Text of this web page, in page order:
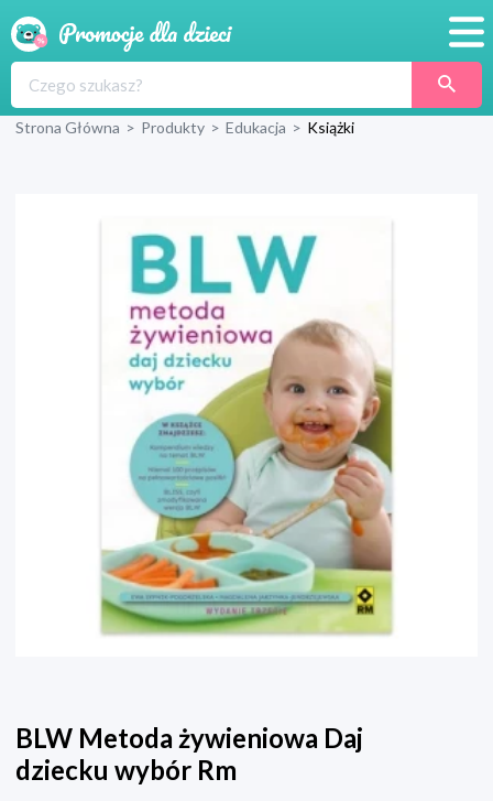
Produkty
Blog
Wyprawka
Strona Główna > Produkty > Edukacja > Książki
BLW Metoda żywieniowa Daj
dziecku wybór Rm